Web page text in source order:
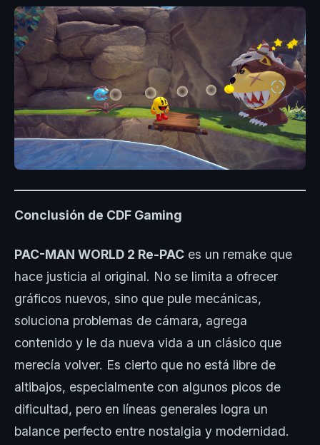
Conclusión de CDF Gaming
PAC-MAN WORLD 2 Re-PAC es un remake que
hace justicia al original. No se limita a ofrecer
gráficos nuevos, sino que pule mecánicas,
soluciona problemas de cámara, agrega
contenido y le da nueva vida a un clásico que
merecía volver. Es cierto que no está libre de
altibajos, especialmente con algunos picos de
dificultad, pero en líneas generales logra un
balance perfecto entre nostalgia y modernidad.